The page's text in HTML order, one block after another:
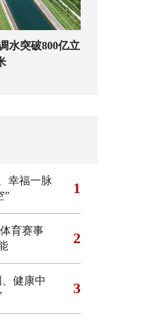
水突破800亿立
幸福一脉
” 1
育赛事
2
健康中
3